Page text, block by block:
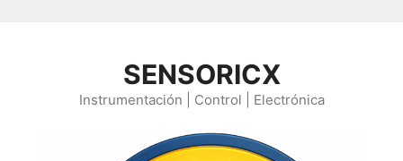
SENSORICX
Instrumentación | Control | Electrónica